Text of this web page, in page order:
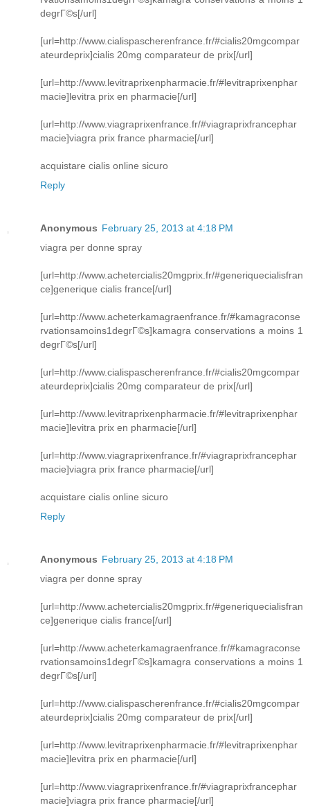
degrГ©s[/url]
[url=http://www.cialispascherenfrance.fr/#cialis20mgcompar
ateurdeprix]cialis 20mg comparateur de prix[/url]
[url=http://www.levitraprixenpharmacie.fr/#levitraprixenphar
macie]levitra prix en pharmacie[/url]
[url=http://www.viagraprixenfrance.fr/#viagraprixfrancephar
macie]viagra prix france pharmacie[/url]
acquistare cialis online sicuro
Reply
Anonymous February 25, 2013 at 4:18 PM
viagra per donne spray
[url=http://www.achetercialis20mgprix.fr/#generiquecialisfran
ce]generique cialis france[/url]
[url=http://www.acheterkamagraenfrance.fr/#kamagraconse
rvationsamoins1degrГ©s]kamagra conservations a moins 1
degrГ©s[/url]
[url=http://www.cialispascherenfrance.fr/#cialis20mgcompar
ateurdeprix]cialis 20mg comparateur de prix[/url]
[url=http://www.levitraprixenpharmacie.fr/#levitraprixenphar
macie]levitra prix en pharmacie[/url]
[url=http://www.viagraprixenfrance.fr/#viagraprixfrancephar
macie]viagra prix france pharmacie[/url]
acquistare cialis online sicuro
Reply
Anonymous February 25, 2013 at 4:18 PM
viagra per donne spray
[url=http://www.achetercialis20mgprix.fr/#generiquecialisfran
ce]generique cialis france[/url]
[url=http://www.acheterkamagraenfrance.fr/#kamagraconse
rvationsamoins1degrГ©s]kamagra conservations a moins 1
degrГ©s[/url]
[url=http://www.cialispascherenfrance.fr/#cialis20mgcompar
ateurdeprix]cialis 20mg comparateur de prix[/url]
[url=http://www.levitraprixenpharmacie.fr/#levitraprixenphar
macie]levitra prix en pharmacie[/url]
[url=http://www.viagraprixenfrance.fr/#viagraprixfrancephar
macie]viagra prix france pharmacie[/url]